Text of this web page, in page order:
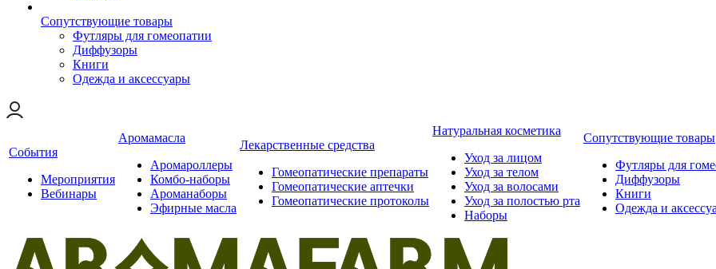
Сопутствующие товары
Футляры для гомеопатии
Диффузоры
Книги
Одежда и аксессуары
События
Мероприятия
Вебинары
Аромамасла
Аромароллеры
Комбо-наборы
Ароманаборы
Эфирные масла
Лекарственные средства
Гомеопатические препараты
Гомеопатические аптечки
Гомеопатические протоколы
Натуральная косметика
Уход за лицом
Уход за телом
Уход за волосами
Уход за полостью рта
Наборы
Сопутствующие товары
Футляры для
Диффузоры
Книги
Одежда и